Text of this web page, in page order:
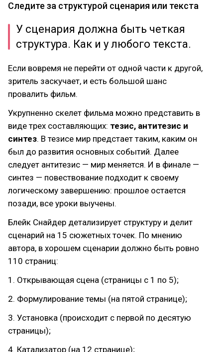
Следите за структурой сценария или текста
У сценария должна быть четкая
структура. Как и у любого текста.
Если вовремя не перейти от одной части к другой,
зритель заскучает, и есть большой шанс
провалить фильм.
Укрупненно скелет фильма можно представить в
виде трех составляющих: тезис, антитезис и
синтез. В тезисе мир предстает таким, каким он
был до развития основных событий. Далее
следует антитезис — мир меняется. И в финале —
синтез — повествование подходит к своему
логическому завершению: прошлое остается
позади, все уроки выучены.
Блейк Снайдер детализирует структуру и делит
сценарий на 15 сюжетных точек. По мнению
автора, в хорошем сценарии должно быть ровно
110 страниц:
1. Открывающая сцена (страницы с 1 по 5);
2. Формулирование темы (на пятой странице);
3. Установка (происходит с первой по десятую
страницы);
4. Катализатор (на 12 странице);